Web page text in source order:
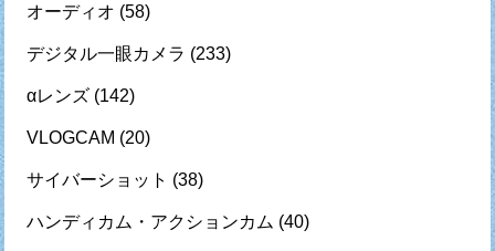
オーディオ (58)
デジタル一眼カメラ (233)
αレンズ (142)
VLOGCAM (20)
サイバーショット (38)
ハンディカム・アクションカム (40)